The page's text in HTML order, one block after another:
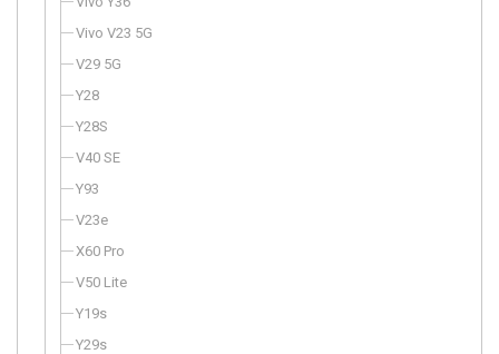
Vivo V23 5G
V29 5G
Y28
Y28S
V40 SE
Y93
V23e
X60 Pro
V50 Lite
Y19s
Y29s